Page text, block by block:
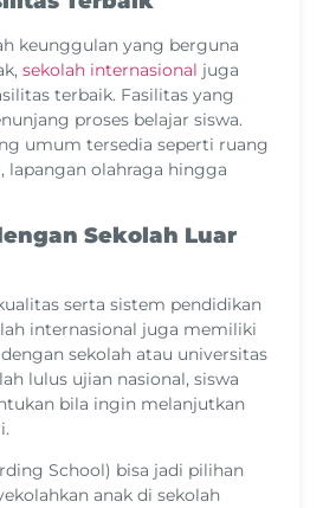
keunggulan yang berguna
sekolah internasional juga
terbaik. Fasilitas yang
proses belajar siswa.
umum tersedia seperti ruang
lapangan olahraga hingga
Sekolah Luar
serta sistem pendidikan
internasional juga memiliki
sekolah atau universitas
lulus ujian nasional, siswa
bila ingin melanjutkan
School) bisa jadi pilihan
anak di sekolah